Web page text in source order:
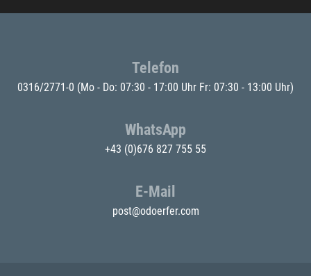
Telefon
0316/2771-0 (Mo - Do: 07:30 - 17:00 Uhr Fr: 07:30 - 13:00 Uhr)
WhatsApp
+43 (0)676 827 755 55
E-Mail
post@odoerfer.com